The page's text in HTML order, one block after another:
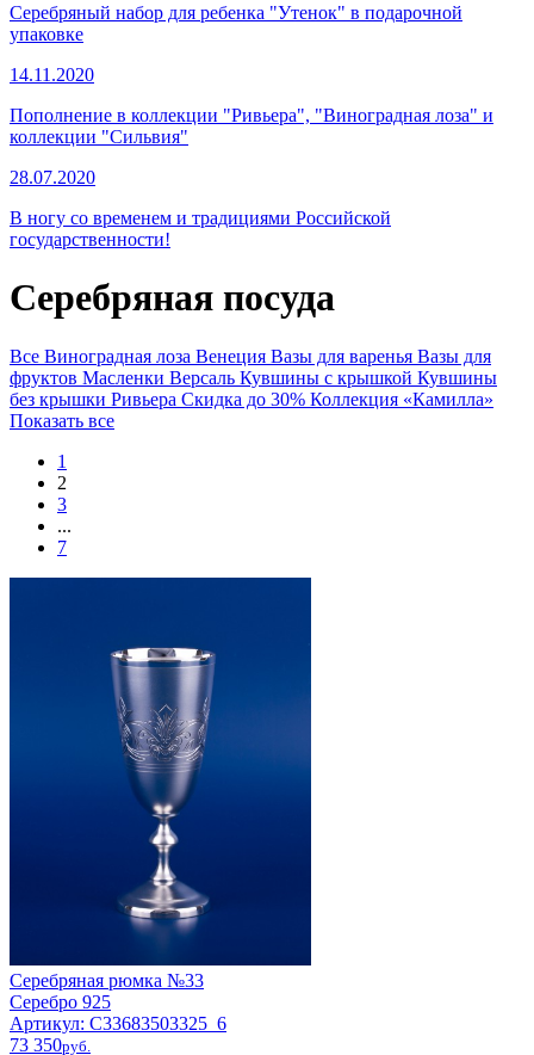
Серебряный набор для ребенка "Утенок" в подарочной
упаковке
14.11.2020
Пополнение в коллекции "Ривьера", "Виноградная лоза" и
коллекции "Сильвия"
28.07.2020
В ногу со временем и традициями Российской
государственности!
Серебряная посуда
Все Виноградная лоза Венеция Вазы для варенья Вазы для
фруктов Масленки Версаль Кувшины с крышкой Кувшины
без крышки Ривьера Скидка до 30% Коллекция «Камилла»
Показать все
1
2
3
...
7
Серебряная рюмка №33
Серебро 925
Артикул: С33683503325_6
73 350pyб.